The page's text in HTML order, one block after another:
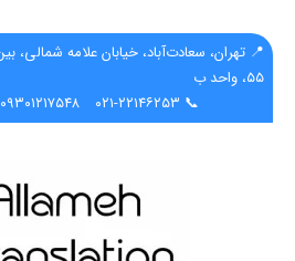
۵۵، واحد ب
📞 ۰۲۱-۲۲۱۴۶۲۵۳
۰۹۳۰۱۲۱۷۵۴۸